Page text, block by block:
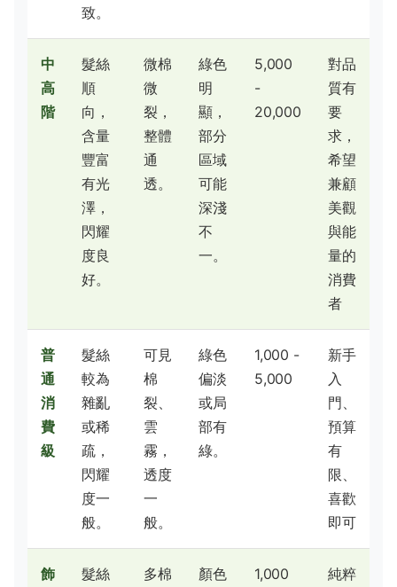
致。
中
高
階
髮絲
順
向，
含量
豐富
有光
澤，
閃耀
度良
好。
微棉
微
裂，
整體
通
透。
綠色
明
顯，
部分
區域
可能
深淺
不
一。
5,000
-
20,000
對品
質有
要
求，
希望
兼顧
美觀
與能
量的
消費
者
普
通
消
費
級
髮絲
較為
雜亂
或稀
疏，
閃耀
度一
般。
可見
棉
裂、
雲
霧，
透度
一
般。
綠色
偏淡
或局
部有
綠。
1,000 -
5,000
新手
入
門、
預算
有
限、
喜歡
即可
飾
髮絲
多棉
顏色
1,000
純粹